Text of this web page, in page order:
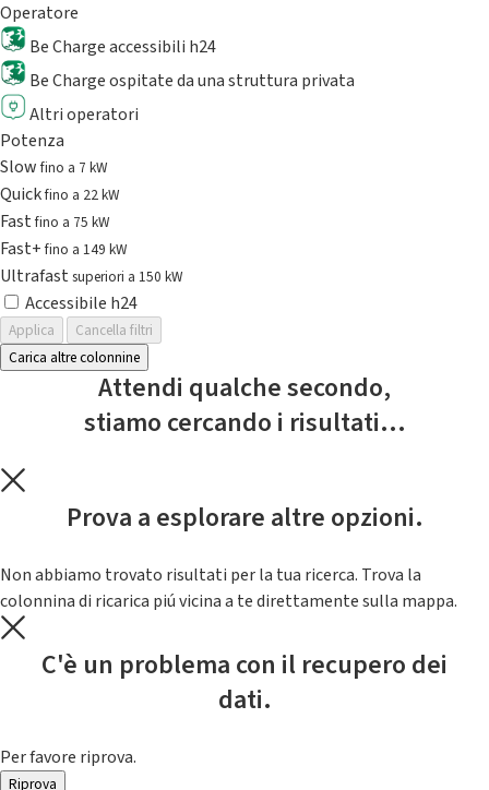
Operatore
Be Charge accessibili h24
Be Charge ospitate da una struttura privata
Altri operatori
Potenza
Slowfino a 7 kW
Quickfino a 22 kW
Fastfino a 75 kW
Fast+fino a 149 kW
Ultrafast superiori a 150 kW
Accessibile h24
Applica
Cancella filtri
Carica altre colonnine
Attendi qualche secondo,
stiamo cercando i risultati...
Prova a esplorare altre opzioni.
Non abbiamo trovato risultati per la tua ricerca. Trova la
colonnina di ricarica piú vicina a te direttamente sulla mappa.
C'è un problema con il recupero dei
dati.
Per favore riprova.
Riprova